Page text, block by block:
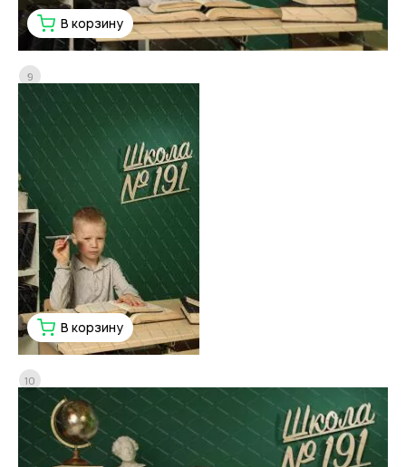
В корзину
В корзину
9
10